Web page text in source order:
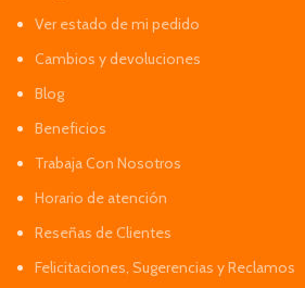
Ver estado de mi pedido
Cambios y devoluciones
Blog
Beneficios
Trabaja Con Nosotros
Horario de atención
Reseñas de Clientes
Felicitaciones, Sugerencias y Reclamos